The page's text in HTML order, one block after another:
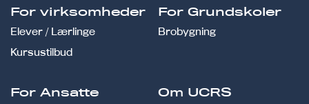
For virksomheder
Elever / Lærlinge
Kursustilbud
For Grundskoler
Brobygning
For Ansatte
Om UCRS